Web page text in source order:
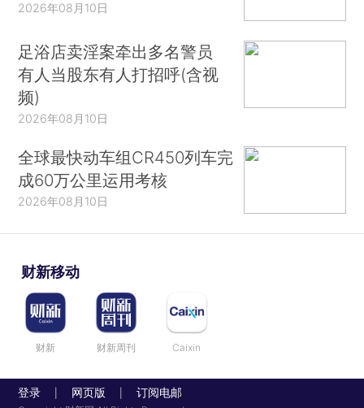
2026年08月10日
足浴店卖淫案牵出多名警员
有人当股东有人打招呼(含视
频)
2026年08月10日
全球最快动车组CR450列车完
成60万公里运用考核
2026年08月10日
财新移动
财新 财新周刊 Caixin
登录 网页版 订阅电邮